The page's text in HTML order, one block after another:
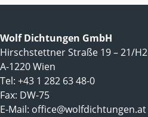
Wolf Dichtungen GmbH
Hirschstettner Straße 19 – 21/H2
A-1220 Wien
Tel: +43 1 282 63 48-0
Fax: DW-75
E-Mail: office@wolfdichtungen.at